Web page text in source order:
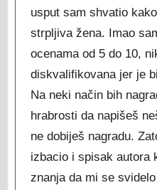
usput sam shvatio
strpljiva žena. Imao
ocenama od 5 do 10,
diskvalifikovana jer je
Na neki način bih
hrabrosti da napišeš
ne dobiješ nagradu.
izbacio i spisak autora
znanja da mi se